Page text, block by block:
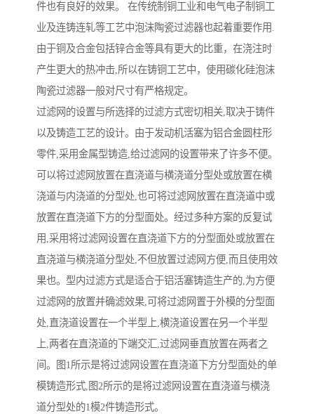
件也有良好的效果。 在传统制铜工业和电气电子制铜工
业及连铸连轧等工艺中泡沫陶瓷过滤器也起着重要作用.
由于铜及合金包括锌合金等具有更大的比重，在浇注时
产生更大的热冲击,所以在铸铜工艺中，使用碳化硅泡沫
陶瓷过滤器一般对尺寸有严格规定。
过滤网的设置与所选择的过滤方式密切相关,取决于铸件
以及铸造工艺的设计。由于发动机活塞为铝合金圆柱形
零件,采用金属型铸造,给过滤网的设置带来了许多不便。
可以将过滤网放置在直浇道与横浇道分型处或放置在横
浇道与内浇道的分型处,也可将过滤网放置在直浇道中或
放置在直浇道下方的分型面处。经过多种方案的反复试
用,采用将过滤网设置在直浇道下方的分型面处或放置在
直浇道与横浇道分型处,不但放置过滤网方便,而且使用效
果也。型内过滤方式是适合于铝活塞铸造生产的,为方便
过滤网的放置并确滤效果,可将过滤网置于外模的分型面
处,直浇道设置在一个半型上,横浇道设置在另一个半型
上,两者在直浇道的下端交汇,过滤网垂直放置在两者之
间。图1所示是将过滤网设置在直浇道下方分型面处的单
模铸造形式,图2所示的是将过滤网设置在直浇道与横浇
道分型处的1模2件铸造形式。